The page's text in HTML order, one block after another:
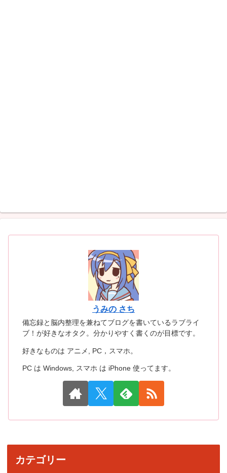
うみの さち
備忘録と脳内整理を兼ねてブログを書いているラブライ
ブ！が好きなオタク。分かりやすく書くのが目標です。
好きなものは アニメ, PC，スマホ。
PC は Windows, スマホ は iPhone 使ってます。
カテゴリー